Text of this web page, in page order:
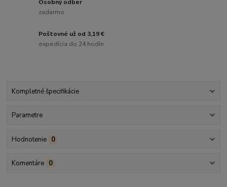
Osobný odber
zadarmo
Poštovné už od 3,19 €
expedícia do 24 hodín
Kompletné špecifikácie
Parametre
Hodnotenie 0
Komentáre 0